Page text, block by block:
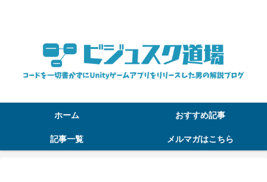
ホーム
おすすめ記事
記事一覧
メルマガはこちら